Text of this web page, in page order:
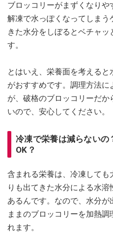
ブロッコリーがまずくなり
解凍で水っぽくなってしまう
きた水分をしぼるとベチャッ
す。
とはいえ、栄養面を考える
がおすすめです。調理方法
が、破格のブロッコリーだ
いので、安心してください。
冷凍で栄養は減らないの
OK？
含まれる栄養は、冷凍しても
りも出てきた水分による水
あるんです。なので、水分
ままのブロッコリーを加熱
れます。